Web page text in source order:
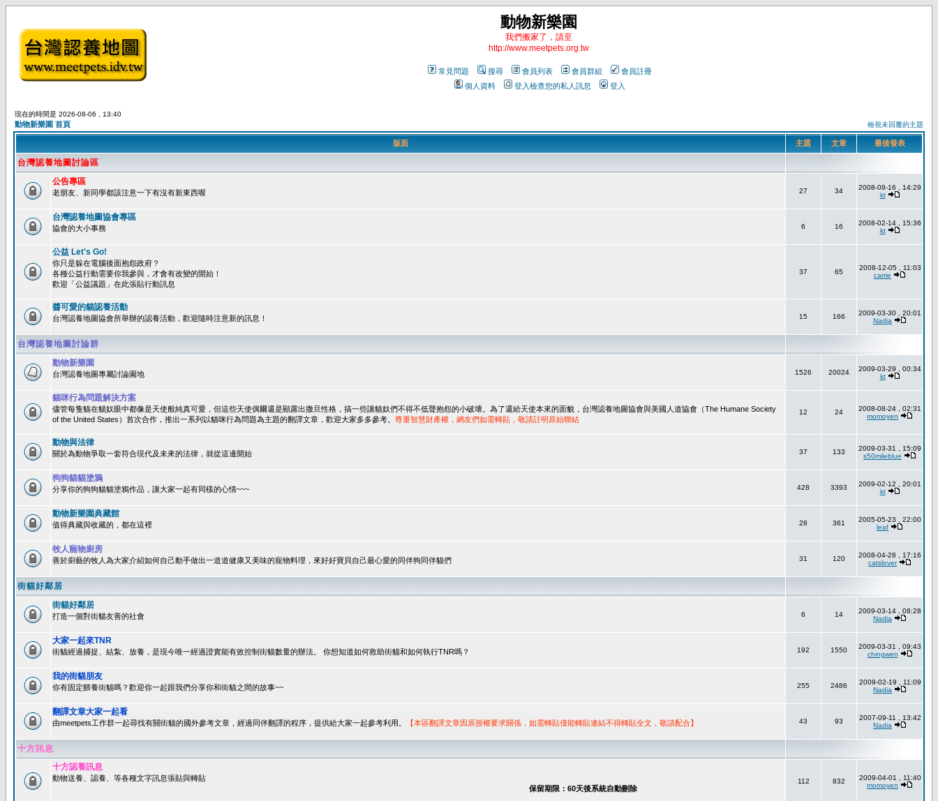
動物新樂園
我們搬家了，請至
http://www.meetpets.org.tw
常見問題 搜尋 會員列表 會員群組
會員註冊
個人資料
登入檢查您的私人訊息 登入
現在的時間是 2026-08-06 , 13:40
動物新樂園 首頁 檢視未回覆的主題
版面 主題 文章 最後發表
台灣認養地圖討論區
公告專區
老朋友、新同學都該注意一下有沒有新東西喔 27 34
2008-09-16 , 14:29
kt
台灣認養地圖協會專區
協會的大小事務 6 16
2008-02-14 , 15:36
kt
公益 Let's Go!
你只是躲在電腦後面抱怨政府？
各種公益行動需要你我參與，才會有改變的開始！
歡迎「公益議題」在此張貼行動訊息
37 65
2008-12-05 , 11:03
carrie
醬可愛的貓認養活動
台灣認養地圖協會所舉辦的認養活動，歡迎隨時注意新的訊息！ 15 166
2009-03-30 , 20:01
Nadia
台灣認養地圖討論群
動物新樂園
台灣認養地圖專屬討論園地 1526 20024
2009-03-29 , 00:34
kt
貓咪行為問題解決方案
儘管每隻貓在貓奴眼中都像是天使般純真可愛，但這些天使偶爾還是顯露出撒旦性格，搞一些讓貓奴們不得不低聲抱怨的小破壞。為了還給天使本來的面貌，台灣認養地圖協會與美國人道協會（The Humane Society
of the United States）首次合作，推出一系列以貓咪行為問題為主題的翻譯文章，歡迎大家多多參考。 尊重智慧財產權，網友們如需轉貼，敬請註明原始聯結
12 24
2008-08-24 , 02:31
momoyen
動物與法律
關於為動物爭取一套符合現代及未來的法律，就從這邊開始 37 133
2009-03-31 , 15:09
s50mileblue
狗狗貓貓塗鴉
分享你的狗狗貓貓塗鴉作品，讓大家一起有同樣的心情~~~ 428 3393
2009-02-12 , 20:01
kt
動物新樂園典藏館
值得典藏與收藏的，都在這裡 28 361
2005-05-23 , 22:00
leaf
牧人寵物廚房
善於廚藝的牧人為大家介紹如何自己動手做出一道道健康又美味的寵物料理，來好好寶貝自己最心愛的同伴狗同伴貓們 31 120
2008-04-28 , 17:16
catslover
街貓好鄰居
街貓好鄰居
打造一個對街貓友善的社會 6 14
2009-03-14 , 08:28
Nadia
大家一起來TNR
街貓經過捕捉、結紮、放養，是現今唯一經過證實能有效控制街貓數量的辦法。 你想知道如何救助街貓和如何執行TNR嗎？ 192 1550
2009-03-31 , 09:43
chingwen
我的街貓朋友
你有固定餵養街貓嗎？歡迎你一起跟我們分享你和街貓之間的故事~~ 255 2486
2009-02-19 , 11:09
Nadia
翻譯文章大家一起看
由meetpets工作群一起尋找有關街貓的國外參考文章，經過同伴翻譯的程序，提供給大家一起參考利用。 【本區翻譯文章因原授權要求關係，如需轉貼僅能轉貼連結不得轉貼全文，敬請配合】 43 93
2007-09-11 , 13:42
Nadia
十方訊息
十方認養訊息
動物送養、認養、等各種文字訊息張貼與轉貼
保留期限：60天後系統自動刪除
112 832
2009-04-01 , 11:40
momoyen